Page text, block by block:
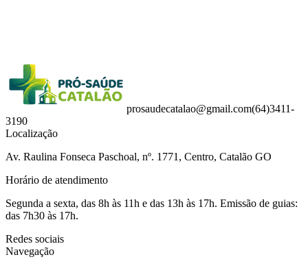
prosaudecatalao@gmail.com(64)3411-
3190
Localização
Av. Raulina Fonseca Paschoal, nº. 1771, Centro, Catalão GO
Horário de atendimento
Segunda a sexta, das 8h às 11h e das 13h às 17h. Emissão de guias:
das 7h30 às 17h.
Redes sociais
Navegação